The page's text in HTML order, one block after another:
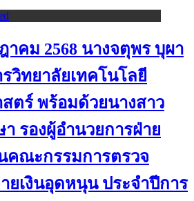
าคม 2568 นางจตุพร บุผา
วิทยาลัยเทคโนโลยี
ตร์ พร้อมด้วยนางสาว
รองผู้อำนวยการฝ่าย
คณะกรรมการตรวจ
ยเงินอุดหนุน ประจำปีการ